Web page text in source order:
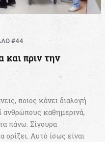
#44
και πριν την
ποιος κάνει διαλογή
ανθρώπους καθημερινά,
πάνω. Σίγουρα
Αυτό ίσως είναι